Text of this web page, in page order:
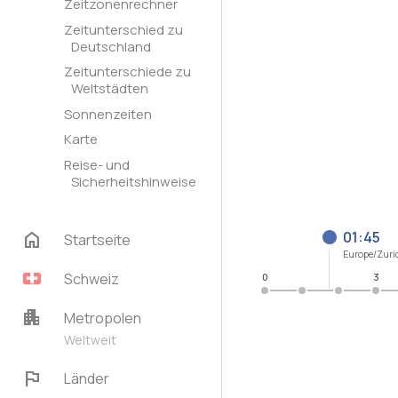
Zeitzonenrechner
Zeitunterschied zu
Deutschland
Zeitunterschiede zu
Weltstädten
Sonnenzeiten
Karte
Reise- und
Sicherheitshinweise
home
Startseite
Schweiz
apartment Metropolen
Weltweit
flag Länder
01:45
Europe/
0 3